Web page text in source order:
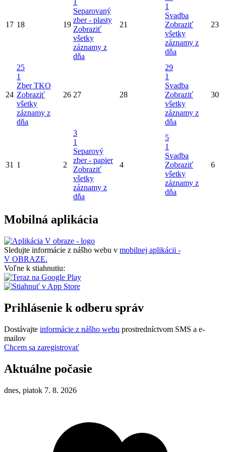
17 18 19
1
Separovaný
zber - plasty
Zobraziť
všetky
záznamy z
dňa
21
1
Svadba
Zobraziť
všetky
záznamy z
dňa
23
24
25
1
Zber TKO
Zobraziť
všetky
záznamy z
dňa
26 27 28
29
1
Svadba
Zobraziť
všetky
záznamy z
dňa
30
31 1 2
3
1
Separový
zber - papier
Zobraziť
všetky
záznamy z
dňa
4
5
1
Svadba
Zobraziť
všetky
záznamy z
dňa
6
Mobilná aplikácia
Sledujte informácie z nášho webu v mobilnej aplikácii -
V OBRAZE.
Voľne k stiahnutiu:
Prihlásenie k odberu správ
Dostávajte informácie z nášho webu prostredníctvom SMS a e-
mailov
Chcem sa zaregistrovať
Aktuálne počasie
dnes, piatok 7. 8. 2026